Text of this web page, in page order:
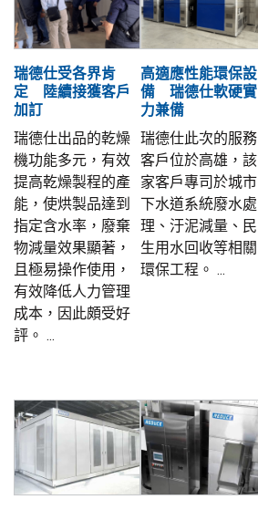
瑞德仕受各界肯
定 陸續接獲客戶
加訂
瑞德仕出品的乾燥
機功能多元，有效
提高乾燥製程的產
能，使烘製品達到
指定含水率，廢棄
物減量效果顯著，
且極易操作使用，
有效降低人力管理
成本，因此頗受好
評。 ...
高適應性能環保設
備 瑞德仕軟硬實
力兼備
瑞德仕此次的服務
客戶位於高雄，該
家客戶專司於城市
下水道系統廢水處
理、汙泥減量、民
生用水回收等相關
環保工程。 ...